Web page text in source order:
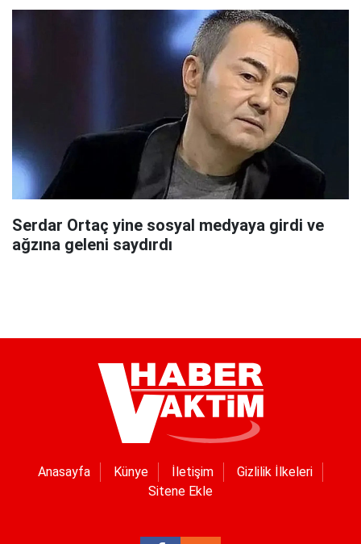
Serdar Ortaç yine sosyal medyaya girdi ve
ağzına geleni saydırdı
Anasayfa Künye İletişim
Gizlilik İlkeleri
Sitene Ekle